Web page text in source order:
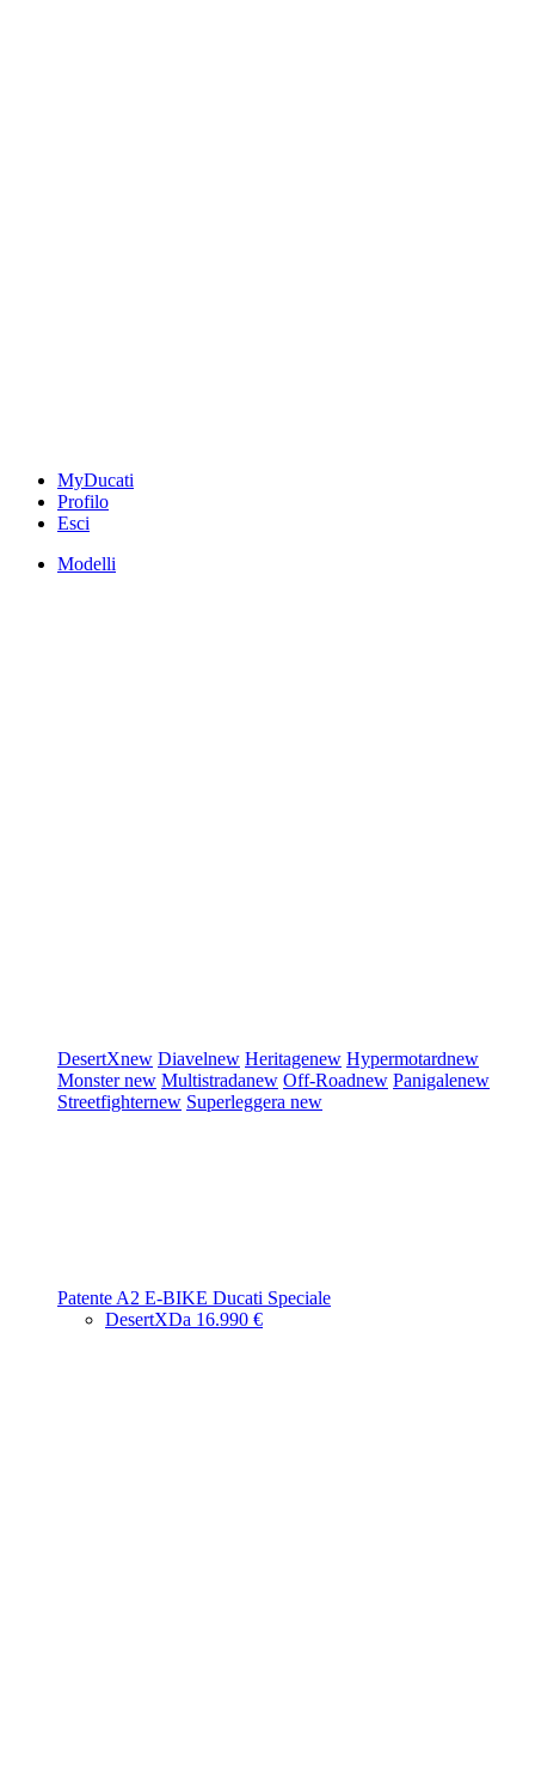
MyDucati
Profilo
Esci
Modelli
DesertXnew Diavelnew Heritagenew Hypermotardnew
Monsternew Multistradanew Off-Roadnew Panigalenew
Streetfighternew Superleggera new
Patente A2 E-BIKE Ducati Speciale
DesertXDa 16.990 €